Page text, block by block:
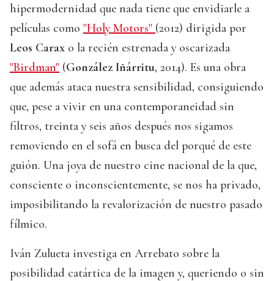
hipermodernidad que nada tiene que envidiarle a
películas como "Holy Motors" (2012) dirigida por
Leos Carax o la recién estrenada y oscarizada
"Birdman" (González Iñárritu, 2014). Es una obra
que además ataca nuestra sensibilidad, consiguiendo
que, pese a vivir en una contemporaneidad sin
filtros, treinta y seis años después nos sigamos
removiendo en el sofá en busca del porqué de este
guión. Una joya de nuestro cine nacional de la que,
consciente o inconscientemente, se nos ha privado,
imposibilitando la revalorización de nuestro pasado
fílmico.
Iván Zulueta investiga en Arrebato sobre la
posibilidad catártica de la imagen y, queriendo o sin